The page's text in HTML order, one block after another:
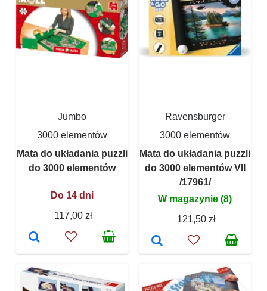
Jumbo
3000 elementów
Mata do układania puzzli
do 3000 elementów
Do 14 dni
117,00 zł
Ravensburger
3000 elementów
Mata do układania puzzli
do 3000 elementów VII
/17961/
W magazynie (8)
121,50 zł